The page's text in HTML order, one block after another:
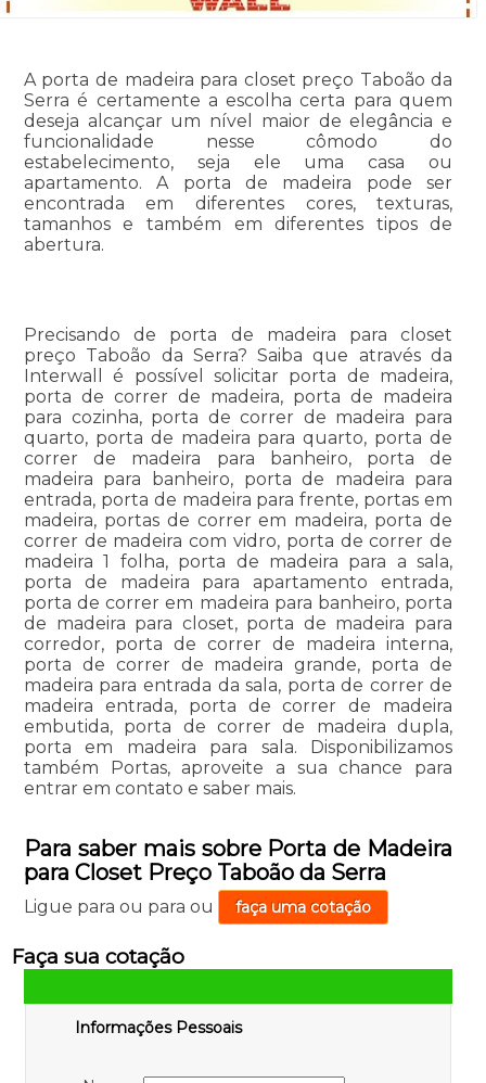
A porta de madeira para closet preço Taboão da
Serra é certamente a escolha certa para quem
deseja alcançar um nível maior de elegância e
funcionalidade nesse cômodo do
estabelecimento, seja ele uma casa ou
apartamento. A porta de madeira pode ser
encontrada em diferentes cores, texturas,
tamanhos e também em diferentes tipos de
abertura.
Precisando de porta de madeira para closet
preço Taboão da Serra? Saiba que através da
Interwall é possível solicitar porta de madeira,
porta de correr de madeira, porta de madeira
para cozinha, porta de correr de madeira para
quarto, porta de madeira para quarto, porta de
correr de madeira para banheiro, porta de
madeira para banheiro, porta de madeira para
entrada, porta de madeira para frente, portas em
madeira, portas de correr em madeira, porta de
correr de madeira com vidro, porta de correr de
madeira 1 folha, porta de madeira para a sala,
porta de madeira para apartamento entrada,
porta de correr em madeira para banheiro, porta
de madeira para closet, porta de madeira para
corredor, porta de correr de madeira interna,
porta de correr de madeira grande, porta de
madeira para entrada da sala, porta de correr de
madeira entrada, porta de correr de madeira
embutida, porta de correr de madeira dupla,
porta em madeira para sala. Disponibilizamos
também Portas, aproveite a sua chance para
entrar em contato e saber mais.
Para saber mais sobre Porta de Madeira
para Closet Preço Taboão da Serra
Ligue para ou para ou faça uma cotação
Faça sua cotação
Informações Pessoais